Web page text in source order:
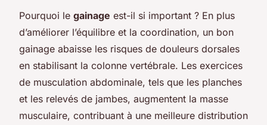
Pourquoi le gainage est-il si important ? En plus
d’améliorer l’équilibre et la coordination, un bon
gainage abaisse les risques de douleurs dorsales
en stabilisant la colonne vertébrale. Les exercices
de musculation abdominale, tels que les planches
et les relevés de jambes, augmentent la masse
musculaire, contribuant à une meilleure distribution